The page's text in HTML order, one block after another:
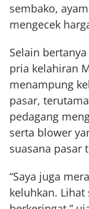
sembako,
mengecek
Selain
pria kelahiran
menampung
pasar,
pedagang
serta blower
suasana pasar
“Saya juga
keluhkan. Lihat